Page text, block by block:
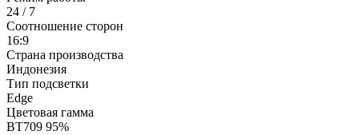
24 / 7
Соотношение сторон
16:9
Страна производства
Индонезия
Тип подсветки
Edge
Цветовая гамма
BT709 95%